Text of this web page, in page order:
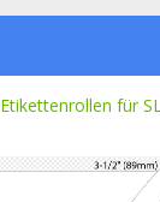
Etikettenrollen für